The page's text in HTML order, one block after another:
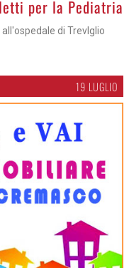
per la Pediatria
di Trevlglio
19 LUGLIO